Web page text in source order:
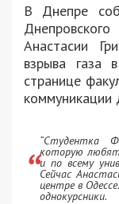
В Днепре
Анастасии
взрыва газа
странице
“Студентка
которую
и по всему
Сейчас
центре в
однокурсники.